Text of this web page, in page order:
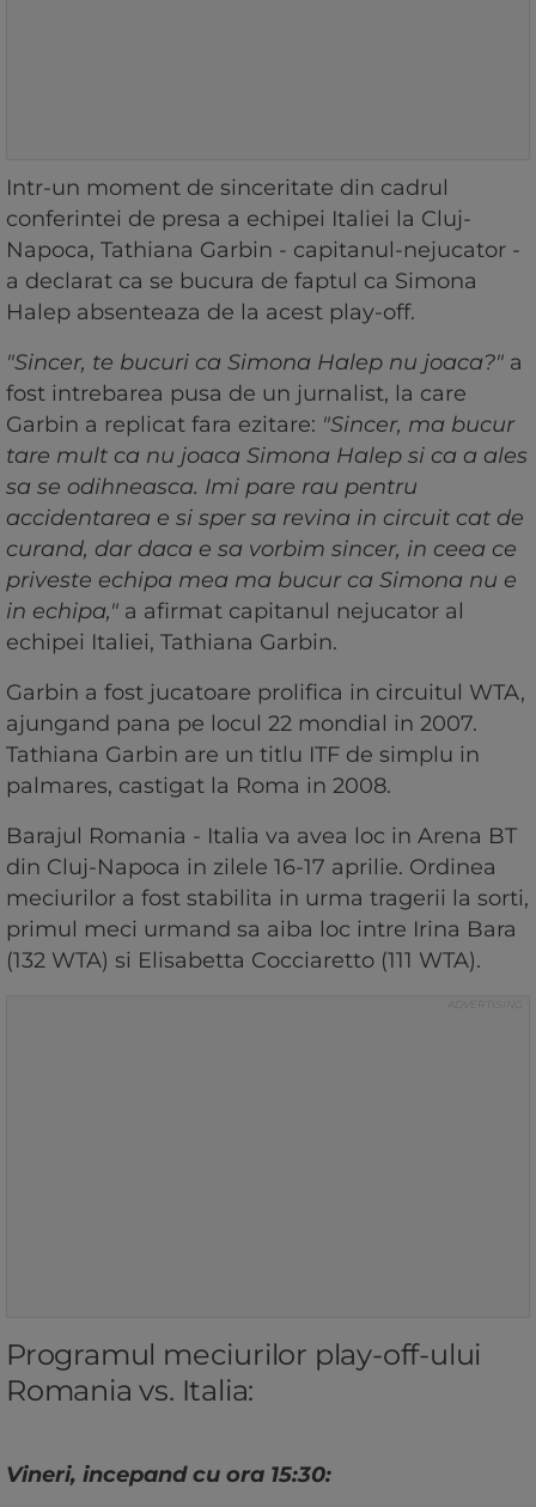
Intr-un moment de sinceritate din cadrul
conferintei de presa a echipei Italiei la Cluj-
Napoca, Tathiana Garbin - capitanul-nejucator -
a declarat ca se bucura de faptul ca Simona
Halep absenteaza de la acest play-off.
"Sincer, te bucuri ca Simona Halep nu joaca?" a
fost intrebarea pusa de un jurnalist, la care
Garbin a replicat fara ezitare: "Sincer, ma bucur
tare mult ca nu joaca Simona Halep si ca a ales
sa se odihneasca. Imi pare rau pentru
accidentarea e si sper sa revina in circuit cat de
curand, dar daca e sa vorbim sincer, in ceea ce
priveste echipa mea ma bucur ca Simona nu e
in echipa," a afirmat capitanul nejucator al
echipei Italiei, Tathiana Garbin.
Garbin a fost jucatoare prolifica in circuitul WTA,
ajungand pana pe locul 22 mondial in 2007.
Tathiana Garbin are un titlu ITF de simplu in
palmares, castigat la Roma in 2008.
Barajul Romania - Italia va avea loc in Arena BT
din Cluj-Napoca in zilele 16-17 aprilie. Ordinea
meciurilor a fost stabilita in urma tragerii la sorti,
primul meci urmand sa aiba loc intre Irina Bara
(132 WTA) si Elisabetta Cocciaretto (111 WTA).
Programul meciurilor play-off-ului
Romania vs. Italia:
Vineri, incepand cu ora 15:30: